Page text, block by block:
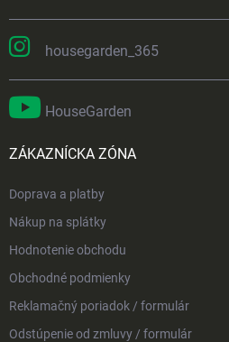
housegarden_365
HouseGarden
ZÁKAZNÍCKA ZÓNA
Doprava a platby
Nákup na splátky
Hodnotenie obchodu
Obchodné podmienky
Reklamačný poriadok / formulár
Odstúpenie od zmluvy / formulár